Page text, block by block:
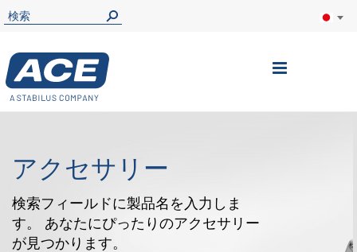
ナ
アクセサリー
検索フィールドに製品名を入力しま
す。 あなたにぴったりのアクセサリー
が見つかります。